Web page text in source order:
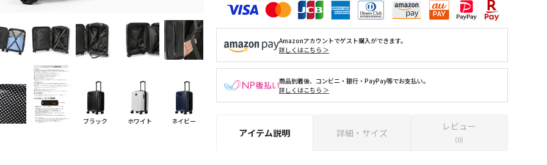
ブラック ホワイト ネイビー
Amazonアカウントでゲスト購入ができます。
詳しくはこちら ＞
商品到着後、コンビニ・銀行・PayPay等でお支払い。
詳しくはこちら ＞
アイテム説明 詳細・サイズ
レビュー
（0）